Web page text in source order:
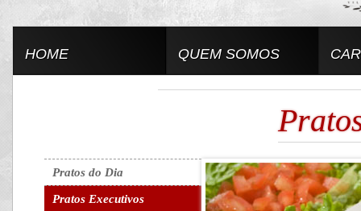
HOME QUEM SOMOS
Pratos do Dia
Pratos Executivos